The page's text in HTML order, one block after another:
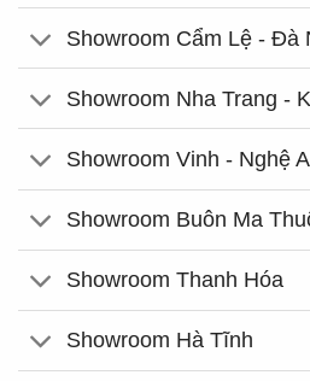
Showroom Cẩm Lệ - Đà
Showroom Nha Trang -
Showroom Vinh - Nghệ
Showroom Buôn Ma
Showroom Thanh Hóa
Showroom Hà Tĩnh